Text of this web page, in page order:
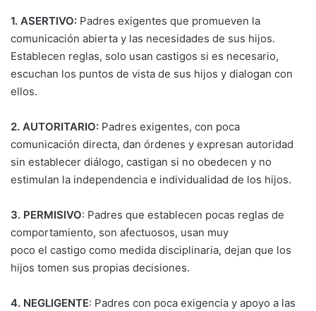
1. ASERTIVO: Padres exigentes que promueven la
comunicación abierta y las necesidades de sus hijos.
Establecen reglas, solo usan castigos si es necesario,
escuchan los puntos de vista de sus hijos y dialogan con
ellos.
2. AUTORITARIO: Padres exigentes, con poca
comunicación directa, dan órdenes y expresan autoridad
sin establecer diálogo, castigan si no obedecen y no
estimulan la independencia e individualidad de los hijos.
3. PERMISIVO: Padres que establecen pocas reglas de
comportamiento, son afectuosos, usan muy
poco el castigo como medida disciplinaria, dejan que los
hijos tomen sus propias decisiones.
4. NEGLIGENTE: Padres con poca exigencia y apoyo a las